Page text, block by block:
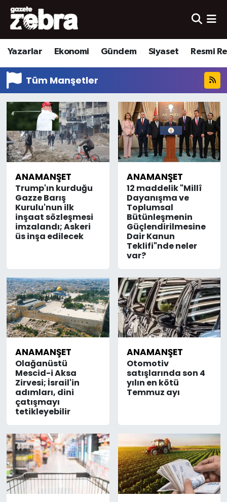
Yazarlar Ekonomi Gündem Siyaset Resmi
Tüm Manşetler
ANAMANŞET
Trump'ın kurduğu
Gazze Barış
Kurulu'nun ilk
inşaat sözleşmesi
imzalandı; Askeri
üs inşa edilecek
ANAMANŞET
12 maddelik "Millî
Dayanışma ve
Toplumsal
Bütünleşmenin
Güçlendirilmesine
Dair Kanun
Teklifi"nde neler
var?
ANAMANŞET
Olağanüstü
Mescid-i Aksa
Zirvesi; İsrail'in
adımları, dini
çatışmayı
tetikleyebilir
ANAMANŞET
Otomotiv
satışlarında son 4
yılın en kötü
Temmuz ayı
Yazarlar
Ekonomi
Kültür-Sanat
Yerel
Spor
Nöbetçi Eczaneler
Hava Durumu
Trafik Durumu
Süper Lig Puan Durumu ve Fikstür
Tüm Manşetler
Haber Arşivi